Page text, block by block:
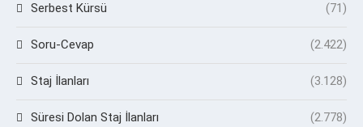
Serbest Kürsü (71)
Soru-Cevap (2.422)
Staj İlanları (3.128)
Süresi Dolan Staj İlanları (2.778)